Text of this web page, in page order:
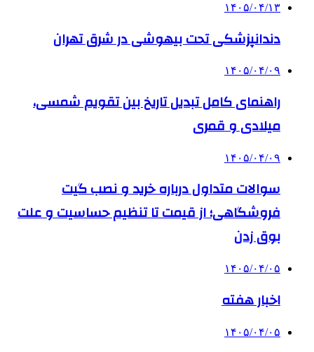
۱۴۰۵/۰۴/۱۳
دندانپزشکی تحت بیهوشی در شرق تهران
۱۴۰۵/۰۴/۰۹
راهنمای کامل تبدیل تاریخ بین تقویم شمسی،
میلادی و قمری
۱۴۰۵/۰۴/۰۹
سوالات متداول درباره خرید و نصب گیت
فروشگاهی؛ از قیمت تا تنظیم حساسیت و علت
بوق زدن
۱۴۰۵/۰۴/۰۵
اخبار هفته
۱۴۰۵/۰۴/۰۵